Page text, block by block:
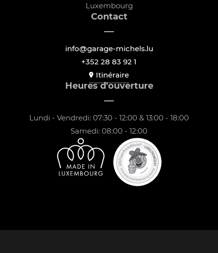
Luxembourg
Contact
info@garage-michels.lu
+352 28 83 92 1
Itinéraire
Heures d'ouverture
Lundi - Vendredi: 07:30 - 12:00 & 13:00 - 18:00
Samedi: 08:00 - 12:00